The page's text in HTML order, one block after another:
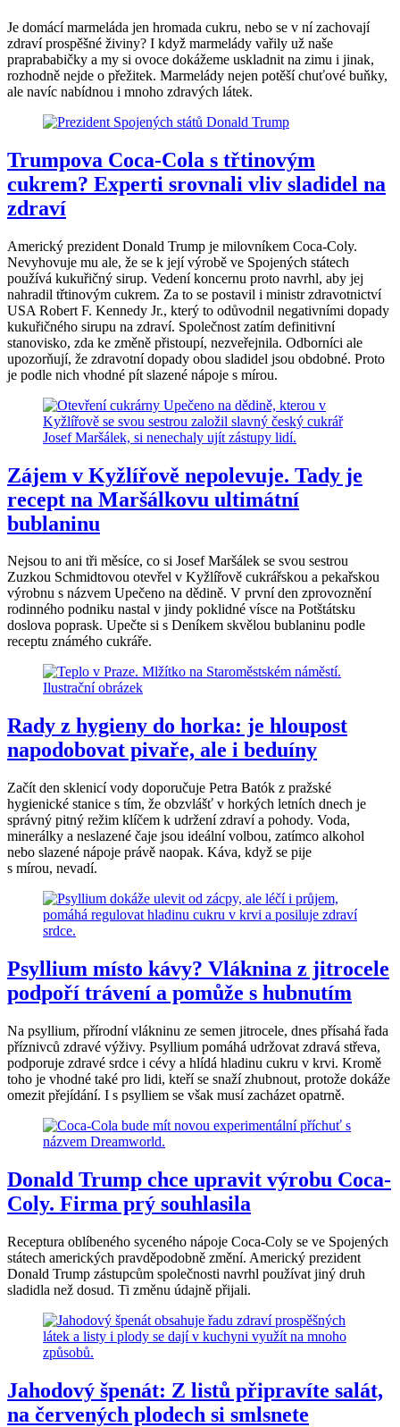
Je domácí marmeláda jen hromada cukru, nebo se v ní zachovají
zdraví prospěšné živiny? I když marmelády vařily už naše
praprababičky a my si ovoce dokážeme uskladnit na zimu i jinak,
rozhodně nejde o přežitek. Marmelády nejen potěší chuťové buňky,
ale navíc nabídnou i mnoho zdravých látek.
Trumpova Coca-Cola s třtinovým
cukrem? Experti srovnali vliv sladidel na
zdraví
Americký prezident Donald Trump je milovníkem Coca-Coly.
Nevyhovuje mu ale, že se k její výrobě ve Spojených státech
používá kukuřičný sirup. Vedení koncernu proto navrhl, aby jej
nahradil třtinovým cukrem. Za to se postavil i ministr zdravotnictví
USA Robert F. Kennedy Jr., který to odůvodnil negativními dopady
kukuřičného sirupu na zdraví. Společnost zatím definitivní
stanovisko, zda ke změně přistoupí, nezveřejnila. Odborníci ale
upozorňují, že zdravotní dopady obou sladidel jsou obdobné. Proto
je podle nich vhodné pít slazené nápoje s mírou.
Zájem v Kyžlířově nepolevuje. Tady je
recept na Maršálkovu ultimátní
bublaninu
Nejsou to ani tři měsíce, co si Josef Maršálek se svou sestrou
Zuzkou Schmidtovou otevřel v Kyžlířově cukrářskou a pekařskou
výrobnu s názvem Upečeno na dědině. V první den zprovoznění
rodinného podniku nastal v jindy poklidné vísce na Potštátsku
doslova poprask. Upečte si s Deníkem skvělou bublaninu podle
receptu známého cukráře.
Rady z hygieny do horka: je hloupost
napodobovat pivaře, ale i beduíny
Začít den sklenicí vody doporučuje Petra Batók z pražské
hygienické stanice s tím, že obzvlášť v horkých letních dnech je
správný pitný režim klíčem k udržení zdraví a pohody. Voda,
minerálky a neslazené čaje jsou ideální volbou, zatímco alkohol
nebo slazené nápoje právě naopak. Káva, když se pije
s mírou, nevadí.
Psyllium místo kávy? Vláknina z jitrocele
podpoří trávení a pomůže s hubnutím
Na psyllium, přírodní vlákninu ze semen jitrocele, dnes přísahá řada
příznivců zdravé výživy. Psyllium pomáhá udržovat zdravá střeva,
podporuje zdravé srdce i cévy a hlídá hladinu cukru v krvi. Kromě
toho je vhodné také pro lidi, kteří se snaží zhubnout, protože dokáže
omezit přejídání. I s psylliem se však musí zacházet opatrně.
Donald Trump chce upravit výrobu Coca-
Coly. Firma prý souhlasila
Receptura oblíbeného syceného nápoje Coca-Coly se ve Spojených
státech amerických pravděpodobně změní. Americký prezident
Donald Trump zástupcům společnosti navrhl používat jiný druh
sladidla než dosud. Ti změnu údajně přijali.
Jahodový špenát: Z listů připravíte salát,
na červených plodech si smlsnete